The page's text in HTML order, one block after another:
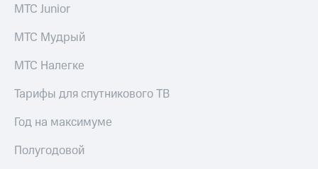
МТС Junior
МТС Мудрый
МТС Налегке
Тарифы для спутникового ТВ
Год на максимуме
Полугодовой